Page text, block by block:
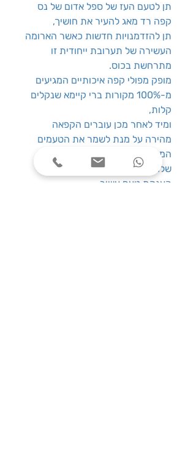
תן לטעם העז של ספל אדום של נס
קפה רד מאג להעיר את חושיך,
תן להזדמנויות חדשות כאשר הארומה
העשירה של תערובת ייחודית זו
מתרחשת בכוס.
מופק מפולי קפה איכותיים המגיעים
מ-100% מקורות ברי קיימא שנקלים
קלות,
ומיד לאחר מכן עוברים הקפאה
מהירה על מנת לשמר את הטעמים
המאוזנים והמרקם החלק והנעים
שלהם.
הענקת טעם עשיר